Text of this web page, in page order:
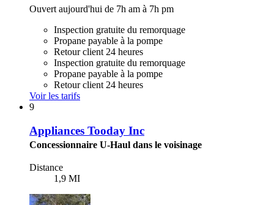
Ouvert aujourd'hui de 7h am à 7h pm
Inspection gratuite du remorquage
Propane payable à la pompe
Retour client 24 heures
Inspection gratuite du remorquage
Propane payable à la pompe
Retour client 24 heures
Voir les tarifs
9
Appliances Tooday Inc
Concessionnaire U-Haul dans le voisinage
Distance
1,9 MI